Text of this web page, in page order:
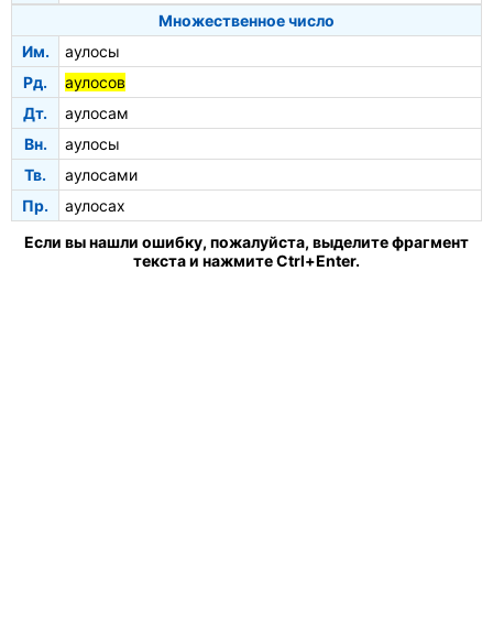
Множественное число
Им.
аулосы
Рд.
аулосов
Дт.
аулосам
Вн.
аулосы
Тв.
аулосами
Пр.
аулосах
Если вы нашли ошибку, пожалуйста, выделите фрагмент
текста и нажмите Ctrl+Enter.